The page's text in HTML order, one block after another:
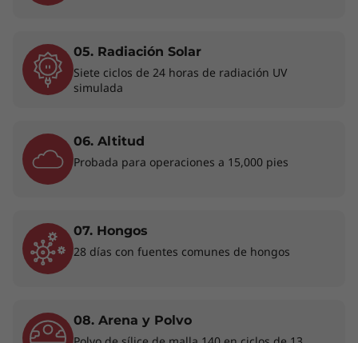
disponibilidad. Los accesorios no están incluidos.
05. Radiación Solar
Siete ciclos de 24 horas de radiación UV
simulada
06. Altitud
Probada para operaciones a 15,000 pies
07. Hongos
28 días con fuentes comunes de hongos
08. Arena y Polvo